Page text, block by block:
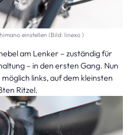
einstellen (Bild: linexo )
am Lenker – zuständig für
– in den ersten Gang. Nun
links, auf dem kleinsten
Ritzel.